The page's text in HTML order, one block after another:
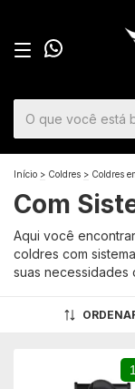
Início > Coldres > Coldres
Com
Aqui você
coldres com
suas